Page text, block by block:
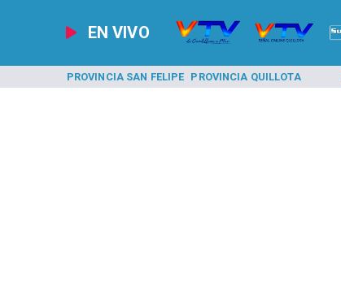
EN VIVO
PROVINCIA SAN FELIPE PROVINCIA QUILLOTA